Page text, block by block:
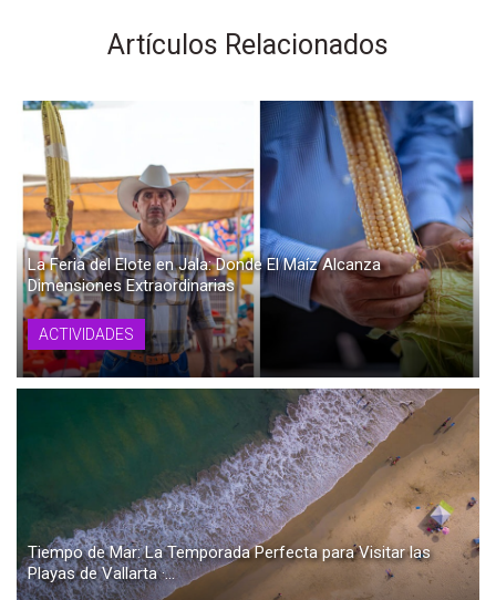
Artículos Relacionados
La Feria del Elote en Jala: Donde El Maíz Alcanza
Dimensiones Extraordinarias
ACTIVIDADES
Tiempo de Mar: La Temporada Perfecta para Visitar las
Playas de Vallarta ·...